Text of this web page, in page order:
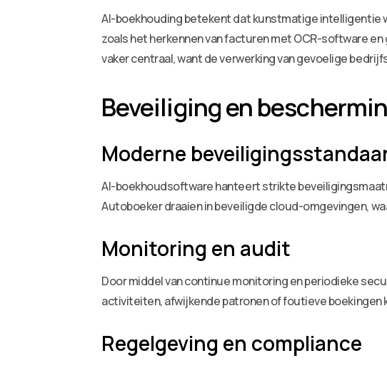
AI-boekhouding betekent dat kunstmatige intelligentie
zoals het herkennen van facturen met OCR-software
vaker centraal, want de verwerking van gevoelige
Beveiliging en
Moderne
AI-boekhoudsoftware hanteert strikte
Autoboeker draaien in beveiligde cloud-omgevingen,
Monitoring en audit
Door middel van continue monitoring en periodieke
activiteiten, afwijkende patronen of foutieve boekingen
Regelgeving en compliance